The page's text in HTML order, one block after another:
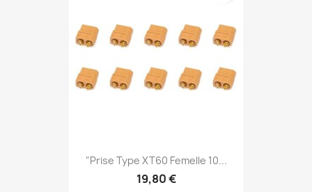
"Prise Type XT60 Femelle 10...
19,80 €